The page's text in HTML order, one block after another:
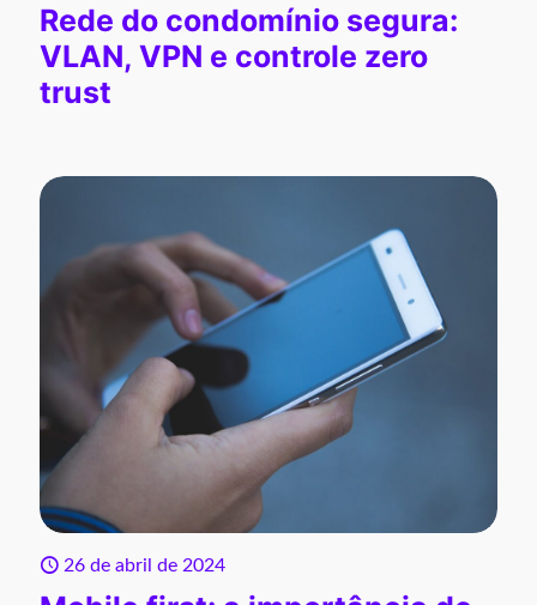
Rede do condomínio segura:
VLAN, VPN e controle zero
trust
26 de abril de 2024